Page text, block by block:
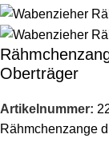
Oberträger
Artikelnummer:
Rähmchenzange